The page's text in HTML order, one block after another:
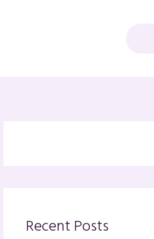
Recent Posts